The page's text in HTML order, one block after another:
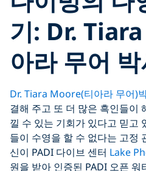
기: Dr.
아라 무어
Dr. Tiara Moore(티아라 무어)
결해 주고 또 더 많은 흑인들이
낄 수 있는 기회가 있다고 믿고
들이 수영을 할 수 없다는 고정
신이 PADI 다이브 센터 Lake
원을 받아 인증된 PADI 오픈